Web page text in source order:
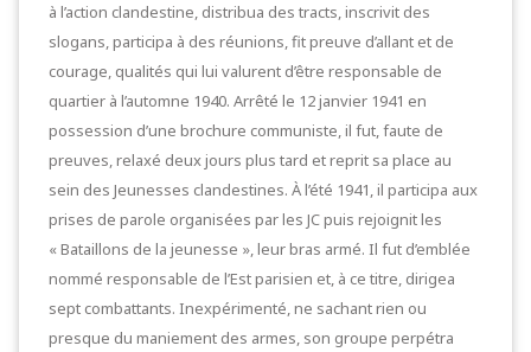
à l’action clandestine, distribua des tracts, inscrivit des
slogans, participa à des réunions, fit preuve d’allant et de
courage, qualités qui lui valurent d’être responsable de
quartier à l’automne 1940. Arrêté le 12 janvier 1941 en
possession d’une brochure communiste, il fut, faute de
preuves, relaxé deux jours plus tard et reprit sa place au
sein des Jeunesses clandestines. À l’été 1941, il participa aux
prises de parole organisées par les JC puis rejoignit les
« Bataillons de la jeunesse », leur bras armé. Il fut d’emblée
nommé responsable de l’Est parisien et, à ce titre, dirigea
sept combattants. Inexpérimenté, ne sachant rien ou
presque du maniement des armes, son groupe perpétra